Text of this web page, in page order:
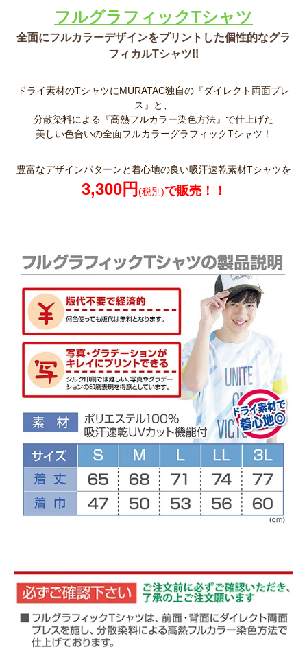
フルグラフィックTシャツ
全面にフルカラーデザインをプリントした個性的なグラ
フィカルTシャツ!!
ドライ素材のTシャツにMURATAC独自の『ダイレクト両面プレ
ス』と、
分散染料による『高熱フルカラー染色方法』で仕上げた
美しい色合いの全面フルカラーグラフィックTシャツ！
豊富なデザインパターンと着心地の良い吸汗速乾素材Tシャツを
3,300円 (税別)で販売！！